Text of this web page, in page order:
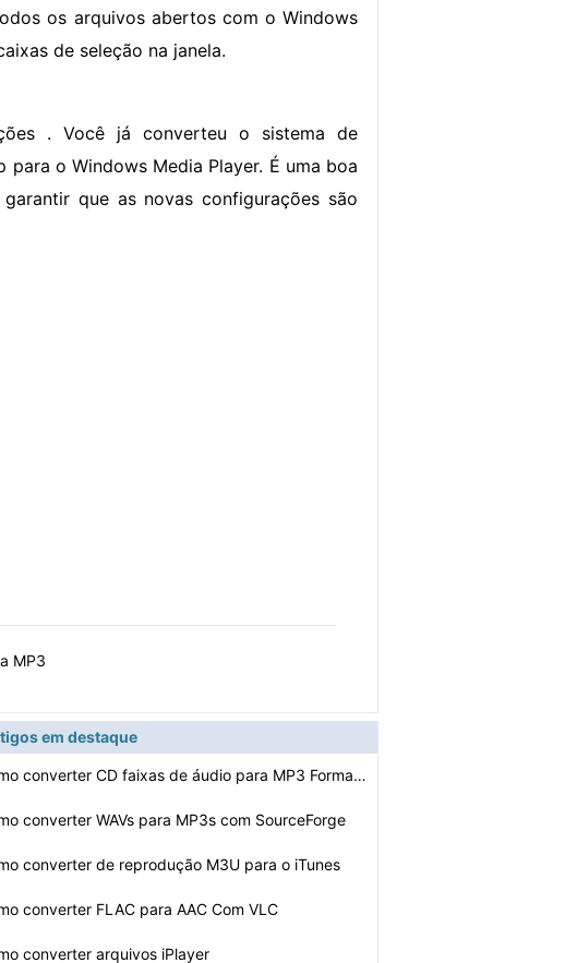
os arquivos abertos com o Windows
de seleção na janela.
. Você já converteu o sistema de
o Windows Media Player. É uma boa
que as novas configurações são
MP3
em destaque
Como converter CD faixas de áudio para MP3 Formato
converter WAVs para MP3s com SourceForge
converter de reprodução M3U para o iTunes
converter FLAC para AAC Com VLC
converter arquivos iPlayer